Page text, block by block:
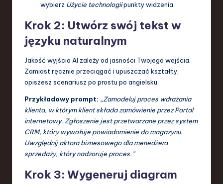
wybierz Użycie technologiipunkty widzenia.
Krok 2: Utwórz swój tekst w
języku naturalnym
Jakość wyjścia AI zależy od jasności Twojego wejścia.
Zamiast ręcznie przeciągać i upuszczać kształty,
opiszesz scenariusz po prostu po angielsku.
Przykładowy prompt: „Zamodeluj proces wdrażania
klienta, w którym klient składa zamówienie przez Portal
internetowy. Zgłoszenie jest przetwarzane przez system
CRM, który wywołuje powiadomienie do magazynu.
Uwzględnij aktora biznesowego dla menedżera
sprzedaży, który nadzoruje proces.”
Krok 3: Wygeneruj diagram